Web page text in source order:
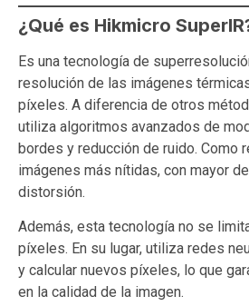
¿Qué es Hikmicro
Es una tecnología de
resolución de las imágenes
píxeles. A diferencia de otros
utiliza algoritmos avanzados de
bordes y reducción de ruido. Como
imágenes más nítidas, con mayor
distorsión.
Además, esta tecnología no se
píxeles. En su lugar, utiliza redes
y calcular nuevos píxeles, lo que
en la calidad de la imagen.